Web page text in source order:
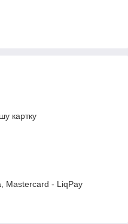
картку
Mastercard - LiqPay